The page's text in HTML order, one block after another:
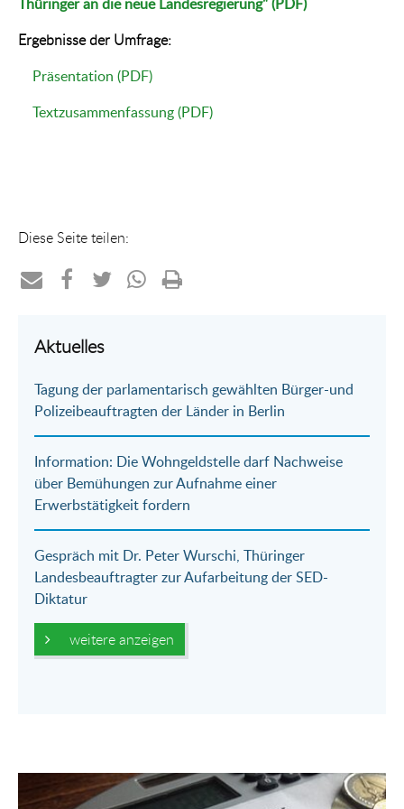
Ergebnisse der Umfrage:
Präsentation (PDF)
Textzusammenfassung(PDF)
Diese Seite teilen:
per
Mail
auf
Aktuelles
Tagung der parlamentarisch gewählten Bürger-und
Polizeibeauftragten der Länder in Berlin
Information: Die Wohngeldstelle darf Nachweise
über Bemühungen zur Aufnahme einer
Erwerbstätigkeit fordern
Gespräch mit Dr. Peter Wurschi, Thüringer
Landesbeauftragter zur Aufarbeitung der SED-
Diktatur
weitere anzeigen